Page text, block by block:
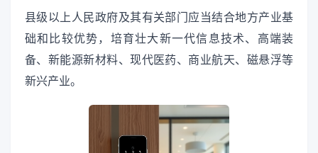
县级以上人民政府及其有关部门应当结合地方产业基
础和比较优势，培育壮大新一代信息技术、高端装
备、新能源新材料、现代医药、商业航天、磁悬浮等
新兴产业。